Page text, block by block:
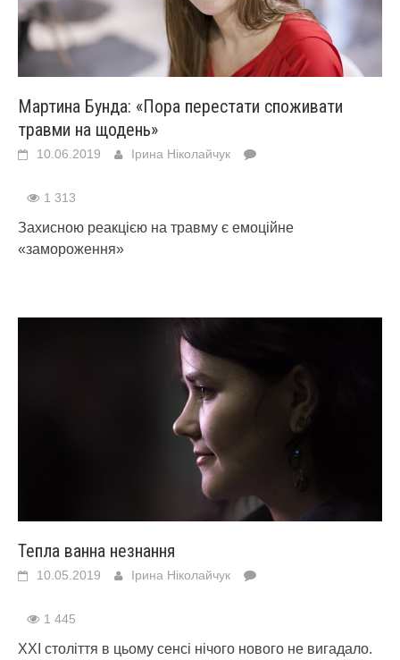
Мартина Бунда: «Пора перестати споживати
травми на щодень»
10.06.2019 Ірина Ніколайчук
1 313
Захисною реакцією на травму є емоційне
«замороження»
Тепла ванна незнання
10.05.2019 Ірина Ніколайчук
1 445
ХХІ століття в цьому сенсі нічого нового не вигадало.